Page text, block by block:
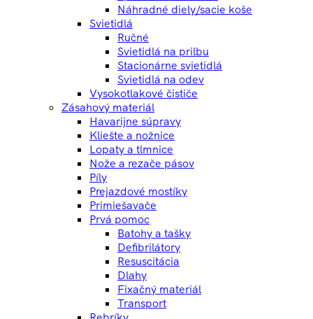
Náhradné diely/sacie koše
Svietidlá
Ručné
Svietidlá na prilbu
Stacionárne svietidlá
Svietidlá na odev
Vysokotlakové čističe
Zásahový materiál
Havarijne súpravy
Kliešte a nožnice
Lopaty a tlmnice
Nože a rezače pásov
Píly
Prejazdové mostíky
Primiešavače
Prvá pomoc
Batohy a tašky
Defibrilátory
Resuscitácia
Dlahy
Fixačný materiál
Transport